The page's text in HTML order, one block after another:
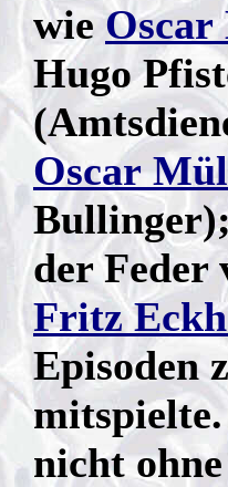
wie
Hugo
Oscar
der Feder
Fritz
Episoden
nicht